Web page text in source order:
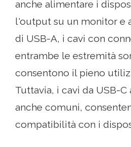
anche alimentare i
l'output su un monitor e
di USB-A, i cavi con
entrambe le estremità
consentono il pieno
Tuttavia, i cavi da USB-C
anche comuni,
compatibilità con i